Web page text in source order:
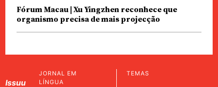
Fórum Macau | Xu Yingzhen reconhece que
organismo precisa de mais projecção
Issuu
JORNAL EM
LÍNGUA
TEMAS